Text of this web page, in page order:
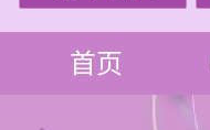
首页